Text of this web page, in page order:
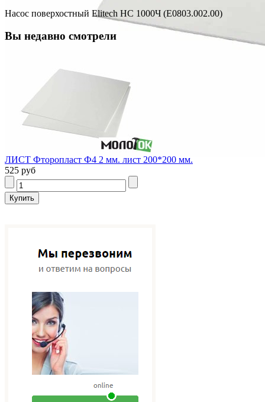
Насос поверхостный Elitech НС 1000Ч (Е0803.002.00)
Вы недавно смотрели
ЛИСТ Фторопласт Ф4 2 мм. лист 200*200 мм.
525 руб